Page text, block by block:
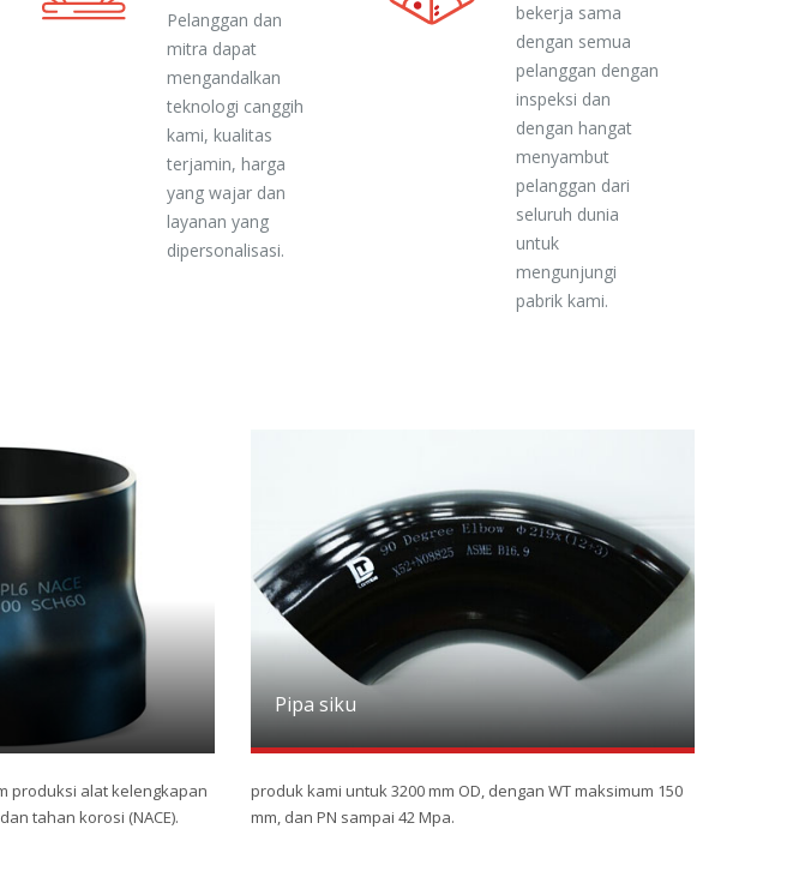
Pelanggan dan
mitra dapat
mengandalkan
teknologi canggih
kami, kualitas
terjamin, harga
yang wajar dan
layanan yang
dipersonalisasi.
bekerja sama
dengan semua
pelanggan dengan
inspeksi dan
dengan hangat
menyambut
pelanggan dari
seluruh dunia
untuk
mengunjungi
pabrik kami.
produksi alat kelengkapan
tahan korosi (NACE).
Pipa siku
produk kami untuk 3200 mm OD, dengan WT maksimum 150
mm, dan PN sampai 42 Mpa.